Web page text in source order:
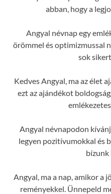
abban, hogy a
Angyal névnap egy
örömmel és optimizmussal
sok
Kedves Angyal, ma az élet
ezt az ajándékot
Angyal névnapodon
legyen pozitívumokkal és
bízunk
Angyal, ma a nap, amikor a
reményekkel. Ünnepeld